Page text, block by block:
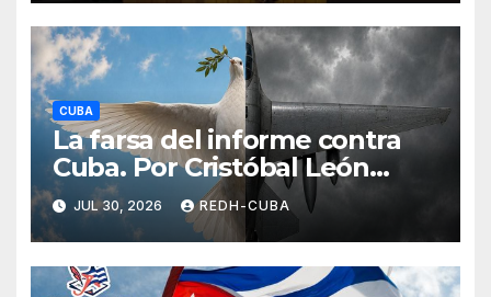
CUBA
La farsa del informe contra
Cuba. Por Cristóbal León
Campos
JUL 30, 2026 REDH-CUBA